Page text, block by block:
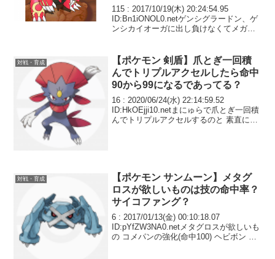
アの起点にならないポケモンい
る？
115 : 2017/10/19(木) 20:24:54.95
ID:Bn1iONOL0.netゲンシグラードン、ゲ
ンシカイオーガに出し負けなくてメガレ
対戦・育成
【ポケモン 剣盾】爪とぎ一回積
んでトリプルアクセルしたら命中
90から99になるであってる？
16 : 2020/06/24(水) 22:14:59.52
ID:HkOEjji10.netまにゅらで爪とぎ一回積
んでトリプルアクセルするのと 素直にト
対戦・育成
【ポケモン サンムーン】メタグ
ロスが欲しいものは技の命中率？
サイコファング？
6 : 2017/01/13(金) 00:10:18.07
ID:pYfZW3NA0.netメタグロスが欲しいも
の コメパンの強化(命中100) ヘビボン サ